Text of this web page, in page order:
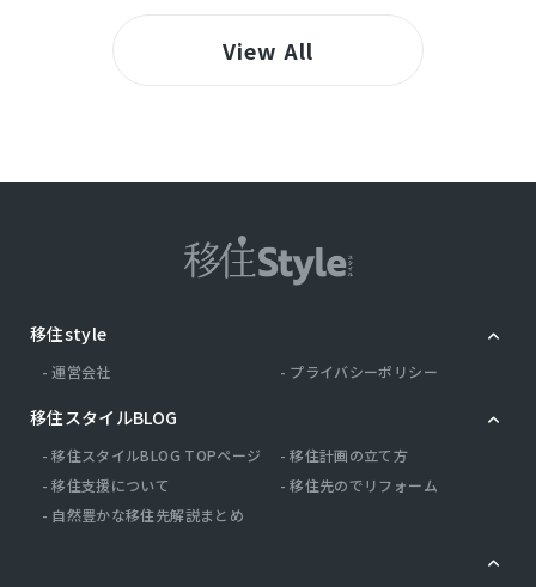
View All
移住style
運営会社 プライバシーポリシー
移住スタイルBLOG
移住スタイルBLOG TOPページ
移住計画の立て方
移住支援について
移住先のでリフォーム
自然豊かな移住先解説まとめ